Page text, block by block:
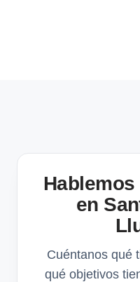
en
Cuéntanos qué
qué objetivos